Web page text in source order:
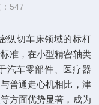
547
切车床领域的标杆
准，在小型精密轴类
汽车零部件、医疗器
普通走心机相比，津
方面优势显著，成为